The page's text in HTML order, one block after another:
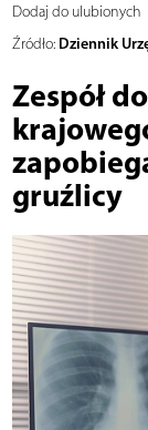
Dodaj do ulubionych
Źródło: Dziennik
Zespół
gruźlicy